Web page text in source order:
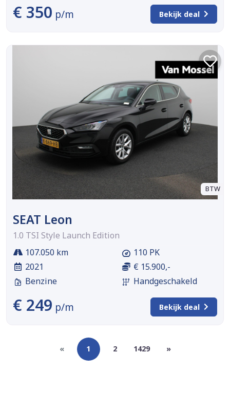
€ 350 p/m Bekijk deal
BTW
SEAT Leon
1.0 TSI Style Launch Edition
107.050 km
2021
Benzine
110 PK
€ 15.900,-
Handgeschakeld
€ 249 p/m Bekijk deal
« 1 2 1429 »